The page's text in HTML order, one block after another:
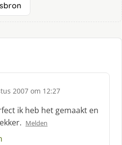
2007 om 12:27
ik heb het gemaakt en
Melden